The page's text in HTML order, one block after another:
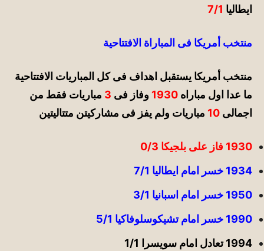
ايطاليا 7/1
منتخب أمريكا فى المباراة الافتتاحية
منتخب أمريكا يستقبل اهداف فى كل المباريات الافتتاحية
ما عدا اول مباراه 1930 وفاز فى 3 مباريات فقط من
اجمالى 10 مباريات ولم يفز فى مشاركيتن متتاليتين
1930 فاز على بلجيكا 0/3
1934 خسر امام ايطاليا 7/1
1950 خسر امام اسبانيا 3/1
1990 خسر امام تشيكوسلوفاكيا 5/1
1994 تعادل امام سويسرا 1/1